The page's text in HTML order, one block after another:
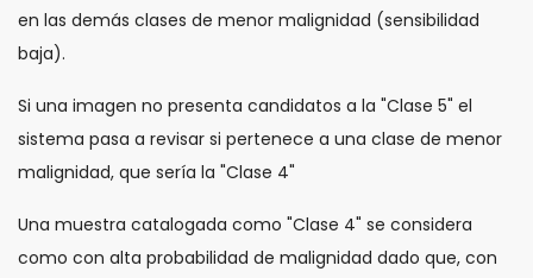
en las demás clases de menor malignidad (sensibilidad
baja).
Si una imagen no presenta candidatos a la "Clase 5" el
sistema pasa a revisar si pertenece a una clase de menor
malignidad, que sería la "Clase 4"
Una muestra catalogada como "Clase 4" se considera
como con alta probabilidad de malignidad dado que, con